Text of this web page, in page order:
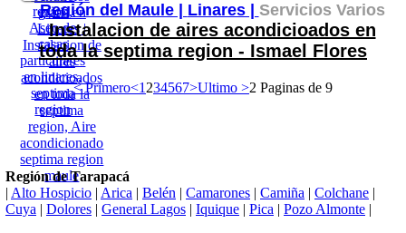
Región del Maule | Linares | Servicios Varios
Instalacion de aires acondicioados en
toda la septima region - Ismael Flores
< Primero<1 234567>Ultimo >2 Paginas de 9
Región de Tarapacá
| Alto Hospicio | Arica | Belén | Camarones | Camiña | Colchane |
Cuya | Dolores | General Lagos | Iquique | Pica | Pozo Almonte |